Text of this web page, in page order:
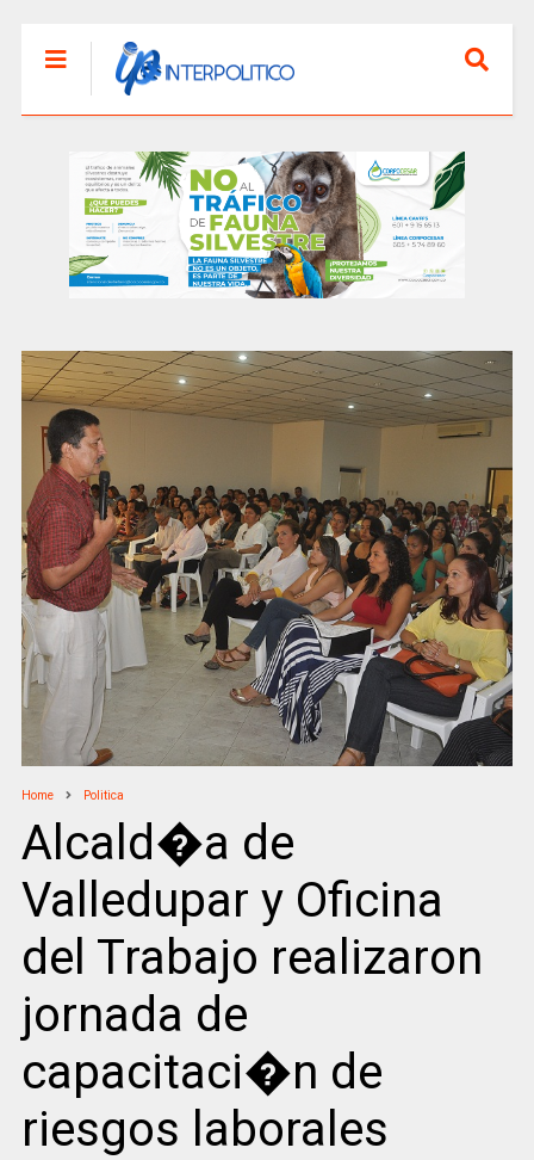
Home Politica
Alcald�a de
Valledupar y Oficina
del Trabajo realizaron
jornada de
capacitaci�n de
riesgos laborales